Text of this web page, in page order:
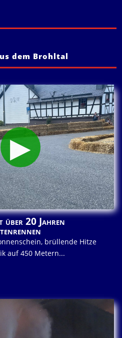
dem Brohltal
über 20 Jahren
brüllende Hitze
auf 450 Metern...